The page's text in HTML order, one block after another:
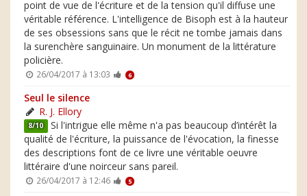
point de vue de l'écriture et de la tension qu'il diffuse une
véritable référence. L'intelligence de Bisoph est à la hauteur
de ses obsessions sans que le récit ne tombe jamais dans
la surenchère sanguinaire. Un monument de la littérature
policière.
26/04/2017 à 13:03 6
Seul le silence
R. J. Ellory
8/10 Si l'intrigue elle même n'a pas beaucoup d’intérêt la
qualité de l'écriture, la puissance de l'évocation, la finesse
des descriptions font de ce livre une véritable oeuvre
littéraire d'une noirceur sans pareil.
26/04/2017 à 12:46 5